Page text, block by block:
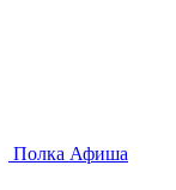
Полка Афиша